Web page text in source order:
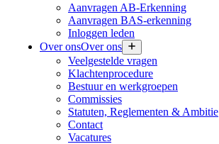
Aanvragen AB-Erkenning
Aanvragen BAS-erkenning
Inloggen leden
Over onsOver ons
Veelgestelde vragen
Klachtenprocedure
Bestuur en werkgroepen
Commissies
Statuten, Reglementen & Ambitie
Contact
Vacatures